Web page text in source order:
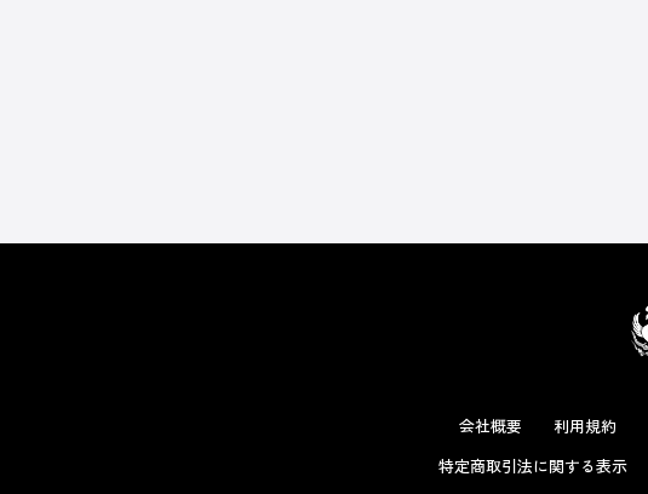
会社概要 利用規約
特定商取引法に関する表示